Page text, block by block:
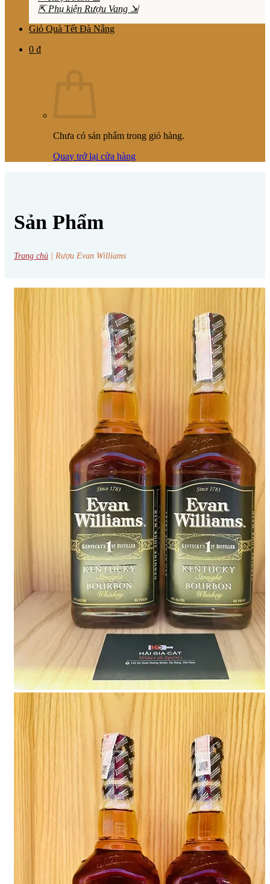
⇱ Phụ kiện Rượu Vang ⇲
Giỏ Quà Tết Đà Nẵng
0 ₫
Chưa có sản phẩm trong giỏ hàng.
Quay trở lại cửa hàng
Sản Phẩm
Trang chủ Rượu Evan Williams